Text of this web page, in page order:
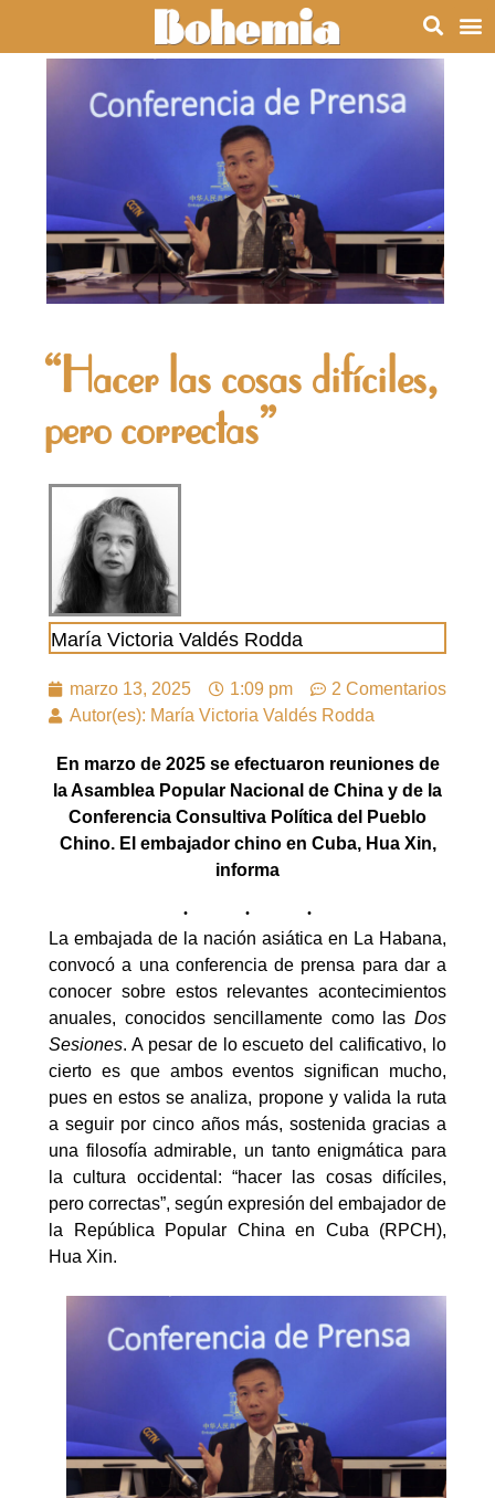
“Hacer las cosas difíciles,
pero correctas”
María Victoria Valdés Rodda
marzo 13, 2025 1:09 pm
2 Comentarios
Autor(es): María Victoria Valdés Rodda
En marzo de 2025 se efectuaron reuniones de
la Asamblea Popular Nacional de China y de la
Conferencia Consultiva Política del Pueblo
Chino. El embajador chino en Cuba, Hua Xin,
informa
La embajada de la nación asiática en La Habana,
convocó a una conferencia de prensa para dar a
conocer sobre estos relevantes acontecimientos
anuales, conocidos sencillamente como las Dos
Sesiones. A pesar de lo escueto del calificativo, lo
cierto es que ambos eventos significan mucho,
pues en estos se analiza, propone y valida la ruta
a seguir por cinco años más, sostenida gracias a
una filosofía admirable, un tanto enigmática para
la cultura occidental: “hacer las cosas difíciles,
pero correctas”, según expresión del embajador de
la República Popular China en Cuba (RPCH),
Hua Xin.